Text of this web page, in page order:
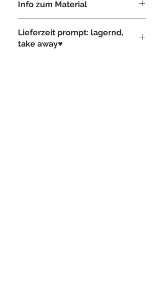
Info zum Material
selbst entwickelten "veganen Leder"-
sehr fein in der Haptik, sehr
Lieferzeit prompt: lagernd,
take away♥